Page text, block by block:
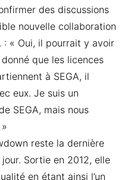
des discussions
nouvelle collaboration
: « Oui, il pourrait y avoir
que les licences
à SEGA, il
eux. Je suis un
SEGA, mais nous
reste la dernière
Sortie en 2012, elle
en étant ainsi l’un